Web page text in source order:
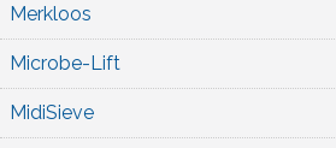
Merkloos
Microbe-Lift
MidiSieve